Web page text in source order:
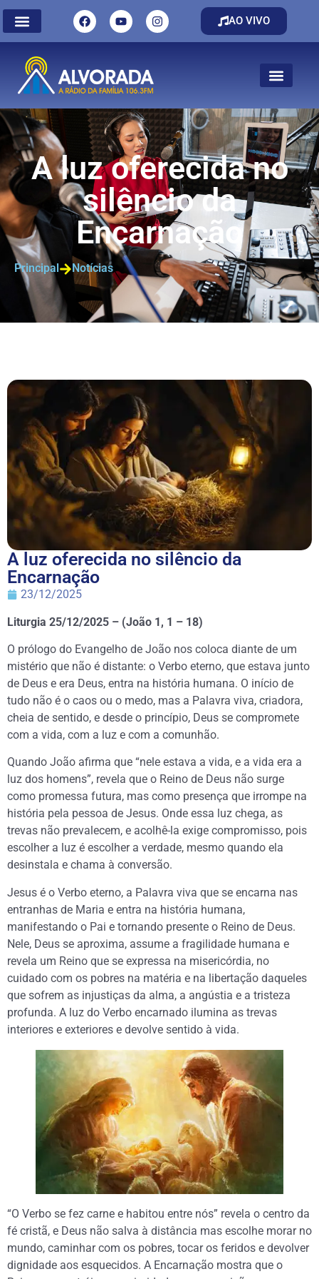
AO VIVO
A luz oferecida no
silêncio da
Encarnação
Principal Notícias
A luz oferecida no silêncio da
Encarnação
23/12/2025
Liturgia 25/12/2025 – (João 1, 1 – 18)
O prólogo do Evangelho de João nos coloca diante de um
mistério que não é distante: o Verbo eterno, que estava junto
de Deus e era Deus, entra na história humana. O início de
tudo não é o caos ou o medo, mas a Palavra viva, criadora,
cheia de sentido, e desde o princípio, Deus se compromete
com a vida, com a luz e com a comunhão.
Quando João afirma que “nele estava a vida, e a vida era a
luz dos homens”, revela que o Reino de Deus não surge
como promessa futura, mas como presença que irrompe na
história pela pessoa de Jesus. Onde essa luz chega, as
trevas não prevalecem, e acolhê-la exige compromisso, pois
escolher a luz é escolher a verdade, mesmo quando ela
desinstala e chama à conversão.
Jesus é o Verbo eterno, a Palavra viva que se encarna nas
entranhas de Maria e entra na história humana,
manifestando o Pai e tornando presente o Reino de Deus.
Nele, Deus se aproxima, assume a fragilidade humana e
revela um Reino que se expressa na misericórdia, no
cuidado com os pobres na matéria e na libertação daqueles
que sofrem as injustiças da alma, a angústia e a tristeza
profunda. A luz do Verbo encarnado ilumina as trevas
interiores e exteriores e devolve sentido à vida.
“O Verbo se fez carne e habitou entre nós” revela o centro da
fé cristã, e Deus não salva à distância mas escolhe morar no
mundo, caminhar com os pobres, tocar os feridos e devolver
dignidade aos esquecidos. A Encarnação mostra que o